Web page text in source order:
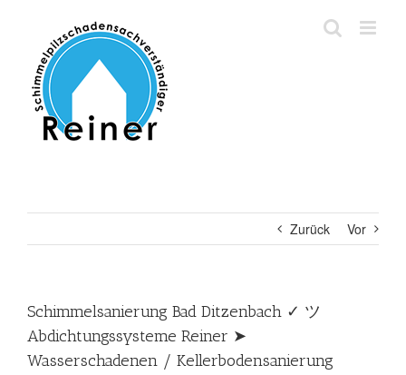
springen
Zurück Vor
Schimmelsanierung Bad Ditzenbach ✓ ツ
Abdichtungssysteme Reiner ➤
Wasserschadenen / Kellerbodensanierung